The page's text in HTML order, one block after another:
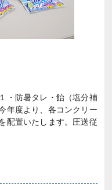
・防暑タレ・飴（塩分補
年度より、各コンクリー
配置いたします。圧送従